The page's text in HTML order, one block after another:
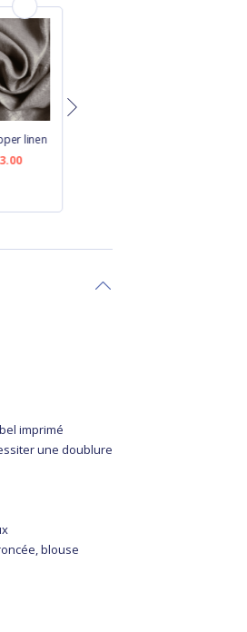
linen
imprimé
une doublure
blouse